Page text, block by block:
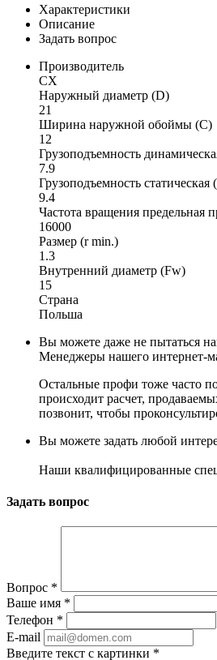
Характеристики
Описание
Задать вопрос
Производитель
CX
Наружный диаметр (D)
21
Ширина наружной обоймы (C)
12
Грузоподъемность
7.9
Грузоподъемность статическая
9.4
Частота вращения предельная
16000
Размер (r min.)
1.3
Внутренний диаметр (Fw)
15
Страна
Польша
Вы можете даже не пытаться
Менеджеры нашего интернет-
Остальные профи тоже часто
происходит расчет,
позвонит, чтобы
Вы можете задать любой
Наши квалифицированные
Задать вопрос
Вопрос *
Ваше имя *
Телефон *
E-mail
Введите текст с картинки *